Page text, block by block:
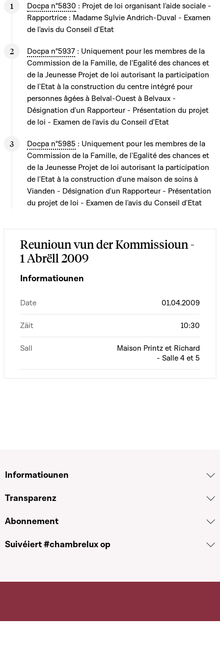
Docpa n°5830 : Projet de loi organisant l'aide sociale -
Rapportrice : Madame Sylvie Andrich-Duval - Examen
de l'avis du Conseil d'Etat
Docpa n°5937 : Uniquement pour les membres de la
Commission de la Famille, de l'Egalité des chances et
de la Jeunesse Projet de loi autorisant la participation
de l'Etat à la construction du centre intégré pour
personnes âgées à Belval-Ouest à Belvaux -
Désignation d'un Rapporteur - Présentation du projet
de loi - Examen de l'avis du Conseil d'Etat
Docpa n°5985 : Uniquement pour les membres de la
Commission de la Famille, de l'Egalité des chances et
de la Jeunesse Projet de loi autorisant la participation
de l'Etat à la construction d'une maison de soins à
Vianden - Désignation d'un Rapporteur - Présentation
du projet de loi - Examen de l'avis du Conseil d'Etat
Reunioun vun der Kommissioun -
1 Abrëll 2009
Informatiounen
Date 01.04.2009
Zäit 10:30
Sall
Maison Printz et Richard
- Salle 4 et 5
Informatiounen
Transparenz
Abonnement
Suivéiert #chambrelux op